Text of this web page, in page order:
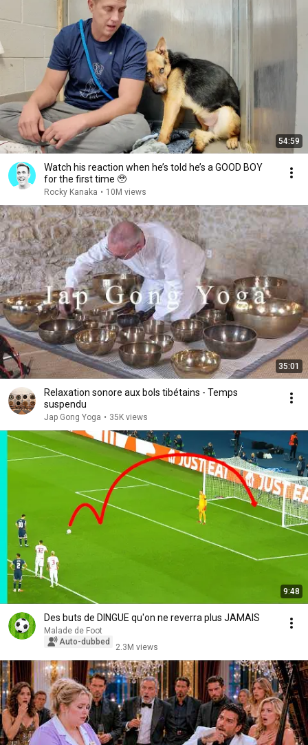
54:59
Watch his reaction when he’s told he’s a GOOD BOY
for the first time 🥹
Rocky Kanaka • 10M views
35:01
Relaxation sonore aux bols tibétains - Temps
suspendu
Jap Gong Yoga • 35K views
9:48
Des buts de DINGUE qu'on ne reverra plus JAMAIS
Malade de Foot
Auto-dubbed
2.3M views